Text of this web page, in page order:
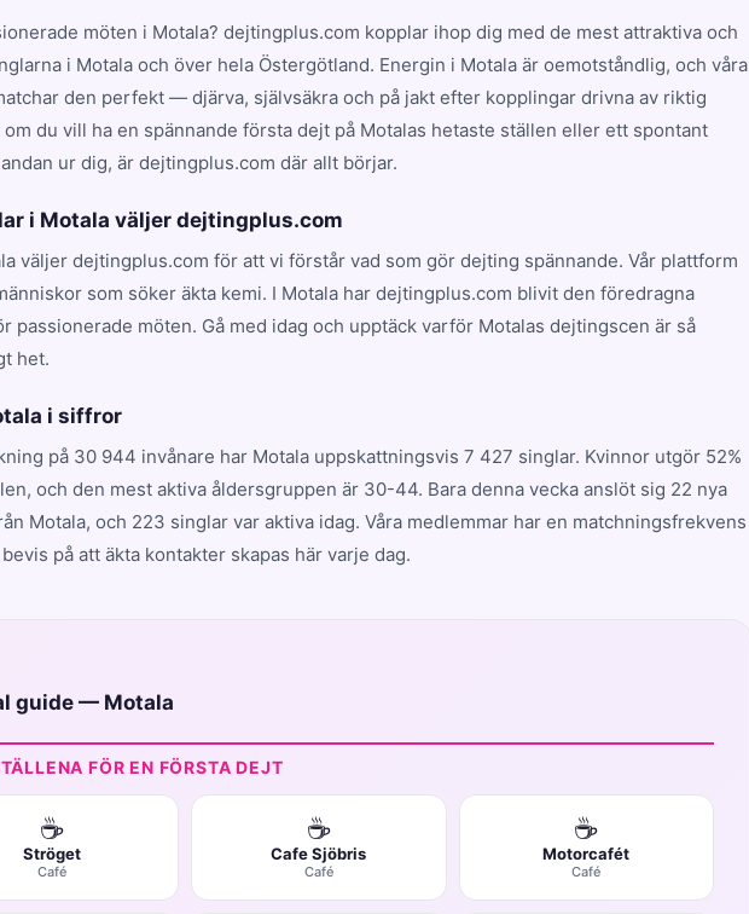
möten i Motala? dejtingplus.com kopplar ihop dig med de mest attraktiva och
i Motala och över hela Östergötland. Energin i Motala är oemotståndlig, och våra
den perfekt — djärva, självsäkra och på jakt efter kopplingar drivna av riktig
om du vill ha en spännande första dejt på Motalas hetaste ställen eller ett spontant
ur dig, är dejtingplus.com där allt börjar.
i Motala väljer dejtingplus.com
väljer dejtingplus.com för att vi förstår vad som gör dejting spännande. Vår plattform
som söker äkta kemi. I Motala har dejtingplus.com blivit den föredragna
passionerade möten. Gå med idag och upptäck varför Motalas dejtingscen är så
het.
i siffror
på 30 944 invånare har Motala uppskattningsvis 7 427 singlar. Kvinnor utgör 52%
och den mest aktiva åldersgruppen är 30-44. Bara denna vecka anslöt sig 22 nya
Motala, och 223 singlar var aktiva idag. Våra medlemmar har en matchningsfrekvens
på att äkta kontakter skapas här varje dag.
guide — Motala
FÖR EN FÖRSTA DEJT
☕
Ströget
Café
☕
Cafe Sjöbris
Café
☕
Motorcafét
Café